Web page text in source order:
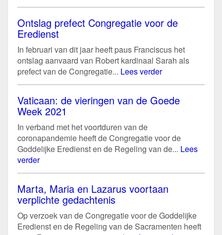
Ontslag prefect Congregatie voor de
Eredienst
In februari van dit jaar heeft paus Franciscus het
ontslag aanvaard van Robert kardinaal Sarah als
prefect van de Congregatie... Lees verder
Vaticaan: de vieringen van de Goede
Week 2021
In verband met het voortduren van de
coronapandemie heeft de Congregatie voor de
Goddelijke Eredienst en de Regeling van de... Lees
verder
Marta, Maria en Lazarus voortaan
verplichte gedachtenis
Op verzoek van de Congregatie voor de Goddelijke
Eredienst en de Regeling van de Sacramenten heeft